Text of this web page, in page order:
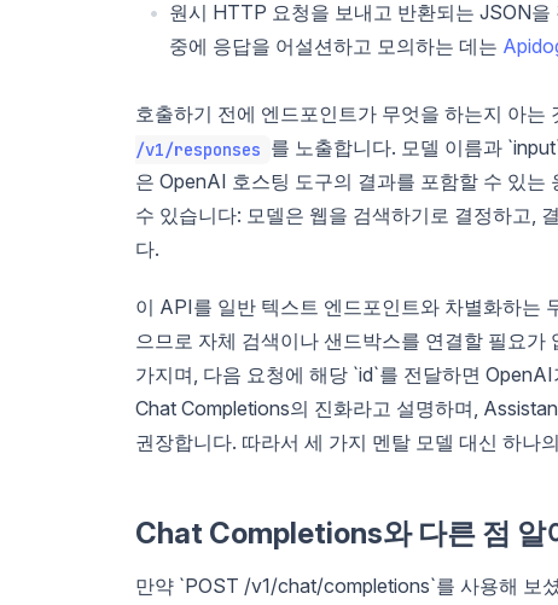
원시 HTTP 요청을 보내고 반환되는 JSON
중에 응답을 어설션하고 모의하는 데는
호출하기 전에 엔드포인트가 무엇을 하는지 아
/v1/responses 를 노출합니다. 모델 이름과
은 OpenAI 호스팅 도구의 결과를 포함할 수 있
수 있습니다: 모델은 웹을 검색하기로 결정하고,
다.
이 API를 일반 텍스트 엔드포인트와 차별화하는
으므로 자체 검색이나 샌드박스를 연결할 필요
가지며, 다음 요청에 해당 `id`를 전달하면
Chat Completions의 진화라고 설명하며,
권장합니다. 따라서 세 가지 멘탈 모델 대신 하나
Chat Completions와 다른 점 알
만약 `POST /v1/chat/completions`를 사용해 보